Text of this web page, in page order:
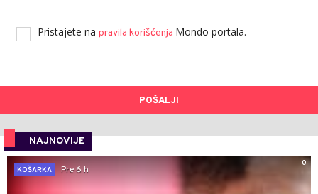
Pristajete na pravila korišćenja Mondo portala.
POŠALJI
NAJNOVIJE
0
KOŠARKA
Pre 6 h